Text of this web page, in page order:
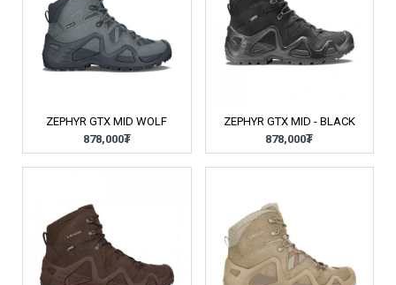
ZEPHYR GTX MID WOLF
878,000₮
ZEPHYR GTX MID - BLACK
878,000₮